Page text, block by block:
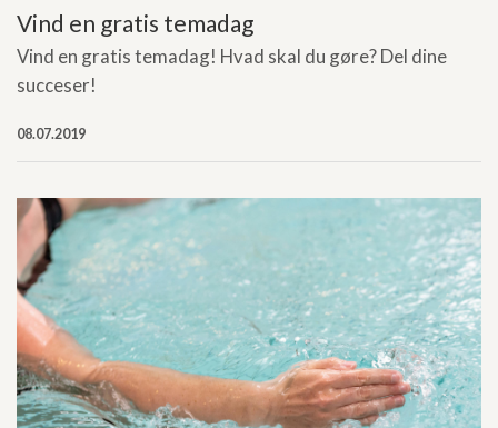
Vind en gratis temadag
Vind en gratis temadag! Hvad skal du gøre? Del dine
succeser!
08.07.2019